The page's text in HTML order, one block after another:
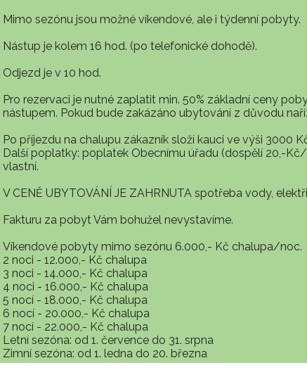
Mimo sezónu jsou možné víkendové, ale i týdenní pobyty.
Nástup je kolem 16 hod. (po telefonické dohodě).
Odjezd je v 10 hod.
Pro rezervaci je nutné zaplatit min. 50% základní ceny
nástupem. Pokud bude zakázáno ubytování z důvodu
Po příjezdu na chalupu zákazník složí kauci ve výši 3000
Další poplatky: poplatek Obecnímu úřadu (dospělí 20,-
vlastní.
V CENĚ UBYTOVÁNÍ JE ZAHRNUTA spotřeba vody,
Fakturu za pobyt Vám bohužel nevystavíme.
Víkendové pobyty mimo sezónu 6.000,- Kč chalupa/noc.
2 noci - 12.000,- Kč chalupa
3 noci - 14.000,- Kč chalupa
4 noci - 16.000,- Kč chalupa
5 nocí - 18.000,- Kč chalupa
6 nocí - 20.000,- Kč chalupa
7 nocí - 22.000,- Kč chalupa
Letní sezóna: od 1. července do 31. srpna
Zimní sezóna: od 1. ledna do 20. března